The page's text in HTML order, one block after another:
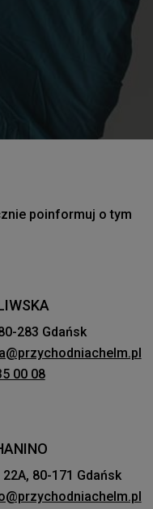
poinformuj o tym
283 Gdańsk
00 08
80-171 Gdańsk